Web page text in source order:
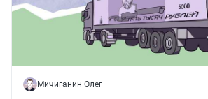
Мичиганин Олег